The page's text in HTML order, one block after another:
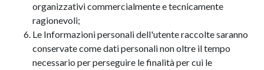
organizzativi commercialmente e tecnicamente
ragionevoli;
Le Informazioni personali dell'utente raccolte saranno
conservate come dati personali non oltre il tempo
necessario per perseguire le finalità per cui le